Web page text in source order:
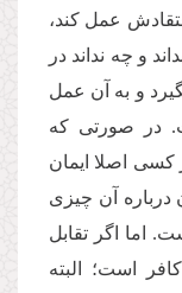
عمل کند،
و چه نداند در
و به آن عمل
در صورتی که
کسی اصلا ایمان
آن چیزی
اما اگر تقابل
است؛ البته